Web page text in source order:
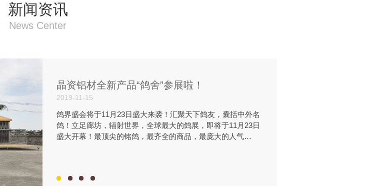
新闻资讯
News Center
晶资铝材全新产品“鸽舍”参展啦！
鸽界盛会将于11月23日盛大来袭！汇聚天下鸽友，囊括中外名
鸽！立足廊坊，辐射世界，全球最大的鸽展，即将于11月23日
盛大开幕！最顶尖的铭鸽，最齐全的商品，最庞大的人气…
2019-11-15